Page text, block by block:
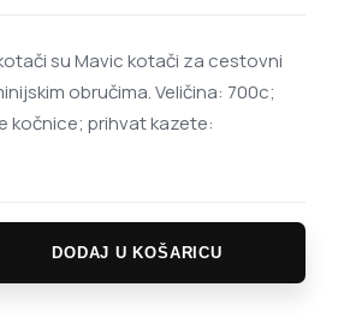
su Mavic kotači za cestovni
obručima. Veličina: 700c;
kočnice; prihvat kazete:
količina
DODAJ U KOŠARICU